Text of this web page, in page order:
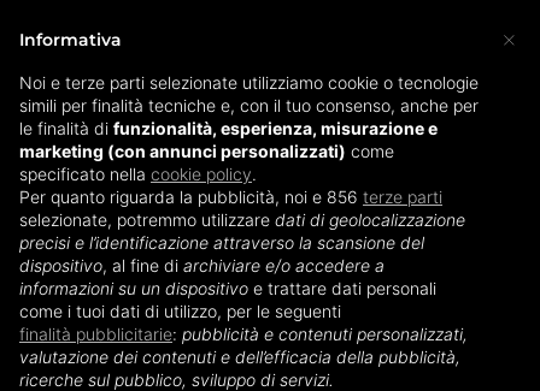
×
Informativa
Noi e terze parti selezionate utilizziamo cookie o tecnologie
simili per finalità tecniche e, con il tuo consenso, anche per
le finalità di funzionalità, esperienza, misurazione e
marketing (con annunci personalizzati) come
specificato nella cookie policy.
Per quanto riguarda la pubblicità, noi e 856 terze parti
selezionate, potremmo utilizzare dati di geolocalizzazione
precisi e l’identificazione attraverso la scansione del
dispositivo, al fine di archiviare e/o accedere a
informazioni su un dispositivo e trattare dati personali
come i tuoi dati di utilizzo, per le seguenti
finalità pubblicitarie: pubblicità e contenuti personalizzati,
valutazione dei contenuti e dell’efficacia della pubblicità,
ricerche sul pubblico, sviluppo di servizi.
Home»Culle per neonati»Culle per neonati: prezzi e
offerte migliori
Culle per neonati: prezzi e
offerte migliori